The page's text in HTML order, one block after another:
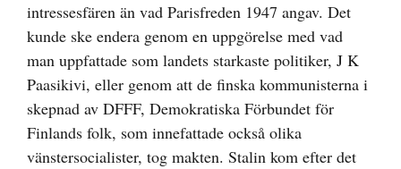
intressesfären än vad Parisfreden 1947 angav. Det
kunde ske endera genom en uppgörelse med vad
man uppfattade som landets starkaste politiker, J K
Paasikivi, eller genom att de finska kommunisterna i
skepnad av DFFF, Demokratiska Förbundet för
Finlands folk, som innefattade också olika
vänstersocialister, tog makten. Stalin kom efter det